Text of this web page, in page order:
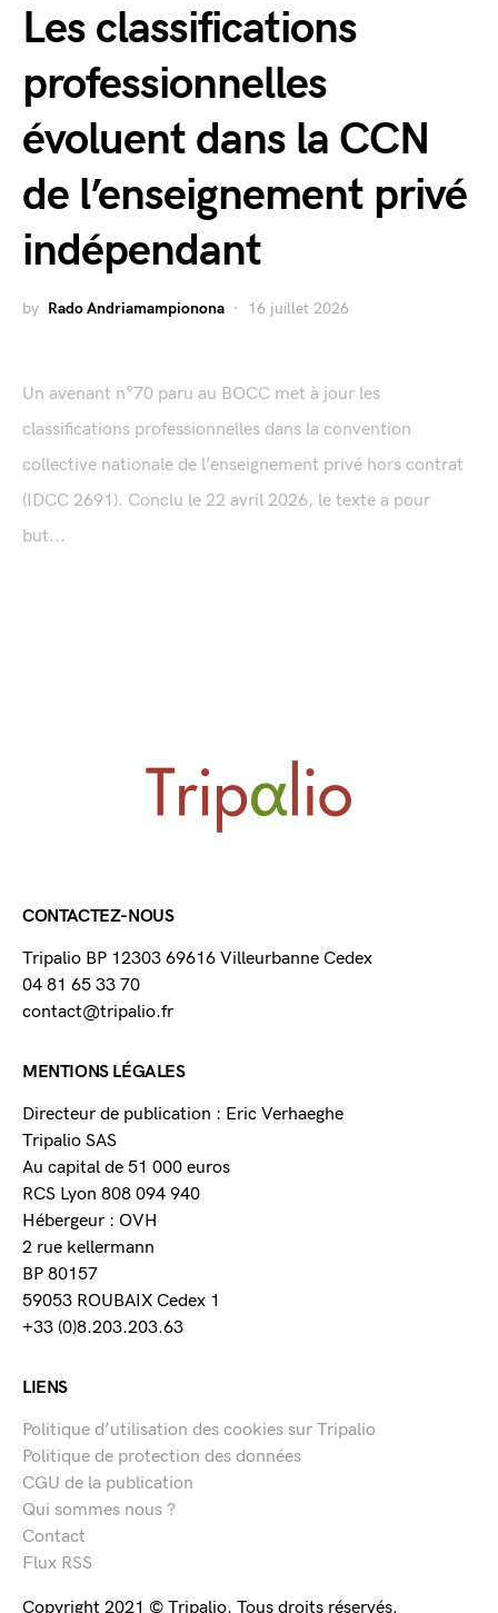
Les classifications
professionnelles
évoluent dans la CCN
de l’enseignement privé
indépendant
by Rado Andriamampionona 16 juillet 2026
Un avenant n°70 paru au BOCC met à jour les
classifications professionnelles dans la convention
collective nationale de l’enseignement privé hors contrat
(IDCC 2691). Conclu le 22 avril 2026, le texte a pour
but...
CONTACTEZ-NOUS
Tripalio BP 12303 69616 Villeurbanne Cedex
04 81 65 33 70
contact@tripalio.fr
MENTIONS LÉGALES
Directeur de publication : Eric Verhaeghe
Tripalio SAS
Au capital de 51 000 euros
RCS Lyon 808 094 940
Hébergeur : OVH
2 rue kellermann
BP 80157
59053 ROUBAIX Cedex 1
+33 (0)8.203.203.63
LIENS
Politique d’utilisation des cookies sur Tripalio
Politique de protection des données
CGU de la publication
Qui sommes nous ?
Contact
Flux RSS
Copyright 2021 © Tripalio. Tous droits réservés.